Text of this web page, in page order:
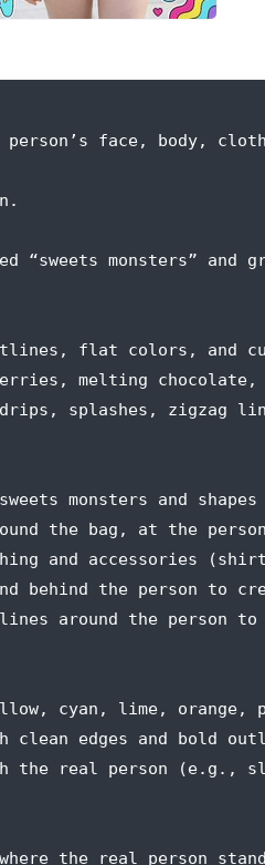
person’s face, body,
“sweets monsters”
flat colors, and
melting
splashes, zigzag
monsters and shapes
the bag, at the
and accessories
the person to
around the person to
cyan, lime, orange,
edges and bold
the real person (e.g.,
the real person